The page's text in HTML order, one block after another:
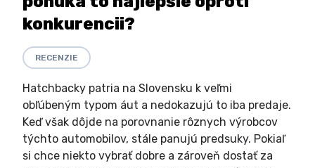
konkurencii?
RECENZIE
Hatchbacky patria na Slovensku k veľmi
obľúbeným typom áut a nedokazujú to iba predaje.
Keď však dôjde na porovnanie rôznych výrobcov
týchto automobilov, stále panujú predsuky. Pokiaľ
si chce niekto vybrať dobre a zároveň dostať za